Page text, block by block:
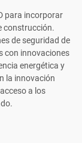
para incorporar
construcción.
de seguridad de
con innovaciones
energética y
la innovación
a los